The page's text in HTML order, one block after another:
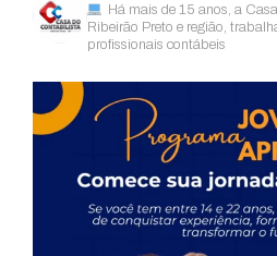
Há mais de 15 anos, a
Ribeirão Preto e região,
profissionais contábeis